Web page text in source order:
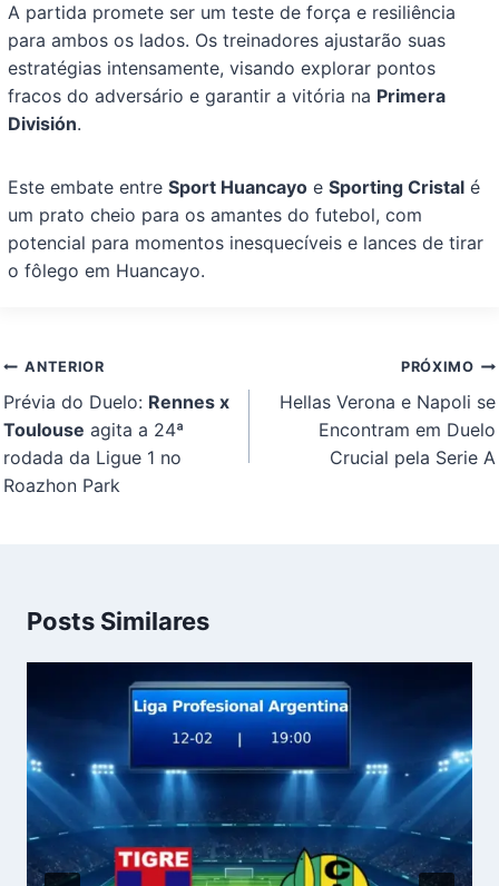
A partida promete ser um teste de força e resiliência
para ambos os lados. Os treinadores ajustarão suas
estratégias intensamente, visando explorar pontos
fracos do adversário e garantir a vitória na Primera
División.
Este embate entreSport Huancayo eSporting Cristal é
um prato cheio para os amantes do futebol, com
potencial para momentos inesquecíveis e lances de tirar
o fôlego em Huancayo.
Navegação
de
Post
ANTERIOR
Prévia do Duelo: Rennes x
Toulouse agita a 24ª
rodada da Ligue 1 no
Roazhon Park
PRÓXIMO
Hellas Verona e Napoli se
Encontram em Duelo
Crucial pela Serie A
Posts Similares